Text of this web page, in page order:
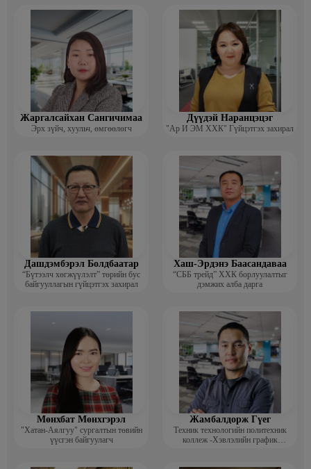
багш
Жаргалсайхан Сангичимаа
Эрх зүйч, хуульч, өмгөөлөгч
Дүүдэй Наранцэцэг
"Ар И ЭМ ХХК" Гүйцэтгэх захирал
Дашдэмбэрэл Болдбаатар
“Бүтээлч хөгжүүлэлт” төрийн бус
байгууллагын гүйцэтгэх захирал
Хаш-Эрдэнэ Баасандаваа
“СББ трейд” ХХК борлуулалтыг
дэмжих алба дарга
Мөнхбат Мөнхгэрэл
"Хатан-Аялгуу" сургалтын төвийн
үүсгэн байгуулагч
Жамбалдорж Гүег
Техник технологийн политехник
коллеж -Хэвлэлийн график